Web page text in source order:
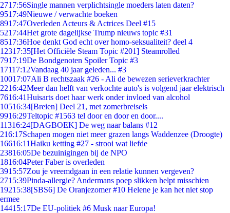
2717:56Single mannen verplichtsingle moeders laten daten?
9517:49Nieuwe / verwachte boeken
8917:47Overleden Acteurs & Actrices Deel #15
5217:44Het grote dagelijkse Trump nieuws topic #31
8517:36Hoe denkt God echt over homo-seksualiteit? deel 4
12317:35[Het Officiële Steam Topic #201] Steamrolled
7917:19De Bondgenoten Spoiler Topic #3
17117:12Vandaag 40 jaar geleden... #3
10017:07Ali B rechtszaak #26 - Ali de bewezen serieverkrachter
2216:42Meer dan helft van verkochte auto's is volgend jaar elektrisch
7616:41Huisarts doet haar werk onder invloed van alcohol
10516:34[Breien] Deel 21, met zomerbreisels
9916:29Teltopic #1563 tel door en door en door....
11316:24[DAGBOEK] De weg naar balans #12
216:17Schapen mogen niet meer grazen langs Waddenzee (Droogte)
16616:11Haiku ketting #27 - strooi wat liefde
23816:05De bezuinigingen bij de NPO
1816:04Peter Faber is overleden
3915:57Zou je vreemdgaan in een relatie kunnen vergeven?
2715:39Pinda-allergie? Andermans poep slikken helpt misschien
19215:38[SBS6] De Oranjezomer #10 Helene je kan het niet stop
ermee
14415:17De EU-politiek #6 Musk naar Europa!